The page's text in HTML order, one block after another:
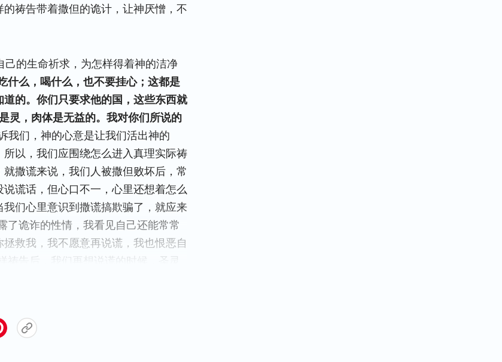
祷告带着撒但的诡计，让神厌憎，不
己的生命祈求，为怎样得着神的洁净
什么，喝什么，也不要挂心；这都是
的。你们只要求他的国，这些东西就
灵，肉体是无益的。我对你们所说的
我们，神的心意是让我们活出神的
以，我们应围绕怎么进入真理实际祷
撒谎来说，我们人被撒但败坏后，常
谎话，但心口不一，心里还想着怎么
们心里意识到撒谎搞欺骗了，就应来
了诡诈的性情，我看见自己还能常常
救我，我不愿意再说谎，我也恨恶自
祷告后，我们再想说谎的时候，圣灵
己的利益再说谎了，这是令神厌憎
又告诉你们，你们祈求，就给你们；寻
就得着；寻找的，就寻见；叩门的，